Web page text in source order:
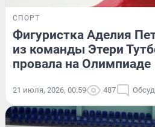
СПОРТ
Фигуристка Аделия
из команды Этери
провала на Олимпиаде
21 июля, 2026, 00:59 487